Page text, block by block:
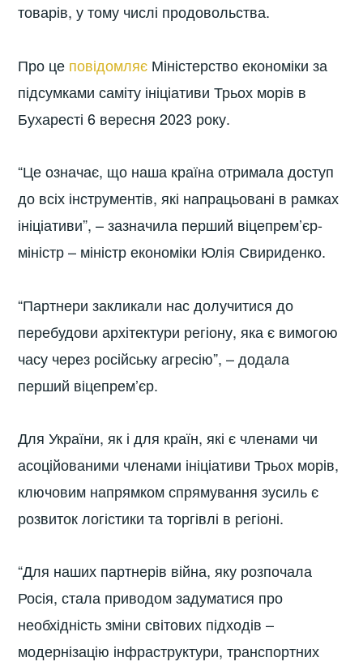
товарів, у тому числі продовольства.
Про це повідомляє Міністерство економіки за
підсумками саміту ініціативи Трьох морів в
Бухаресті 6 вересня 2023 року.
“Це означає, що наша країна отримала доступ
до всіх інструментів, які напрацьовані в рамках
ініціативи”, – зазначила перший віцепрем’єр-
міністр – міністр економіки Юлія Свириденко.
“Партнери закликали нас долучитися до
перебудови архітектури регіону, яка є вимогою
часу через російську агресію”, – додала
перший віцепрем’єр.
Для України, як і для країн, які є членами чи
асоційованими членами ініціативи Трьох морів,
ключовим напрямком спрямування зусиль є
розвиток логістики та торгівлі в регіоні.
“Для наших партнерів війна, яку розпочала
Росія, стала приводом задуматися про
необхідність зміни світових підходів –
модернізацію інфраструктури, транспортних